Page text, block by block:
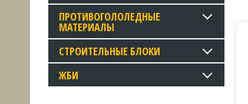
ПРОТИВОГОЛОЛЕДНЫЕ
МАТЕРИАЛЫ
СТРОИТЕЛЬНЫЕ БЛОКИ
ЖБИ